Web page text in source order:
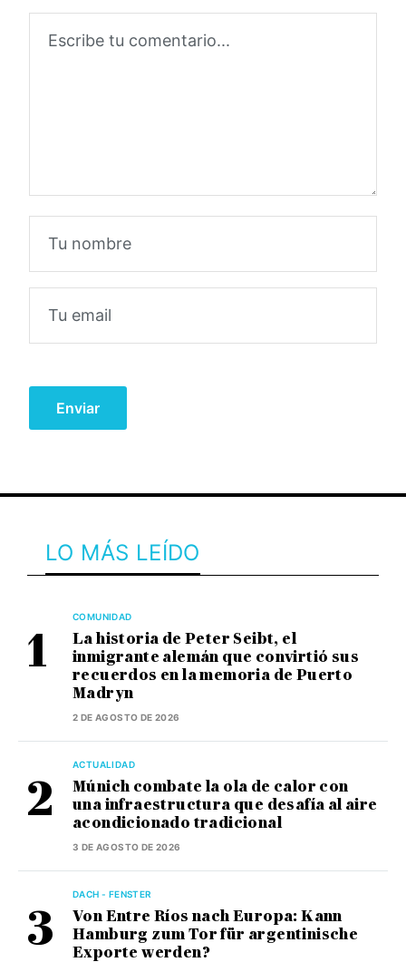
LO MÁS LEÍDO
COMUNIDAD
La historia de Peter Seibt, el
inmigrante alemán que convirtió sus
recuerdos en la memoria de Puerto
Madryn
2 DE AGOSTO DE 2026
ACTUALIDAD
Múnich combate la ola de calor con
una infraestructura que desafía al aire
acondicionado tradicional
3 DE AGOSTO DE 2026
DACH - FENSTER
Von Entre Ríos nach Europa: Kann
Hamburg zum Tor für argentinische
Exporte werden?